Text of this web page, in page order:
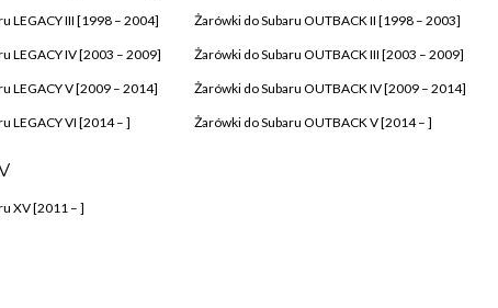
LEGACY III [1998 – 2004]
LEGACY IV [2003 – 2009]
LEGACY V [2009 – 2014]
LEGACY VI [2014 – ]
Żarówki do Subaru OUTBACK II [1998 – 2003]
Żarówki do Subaru OUTBACK III [2003 – 2009]
Żarówki do Subaru OUTBACK IV [2009 – 2014]
Żarówki do Subaru OUTBACK V [2014 – ]
XV [2011 – ]